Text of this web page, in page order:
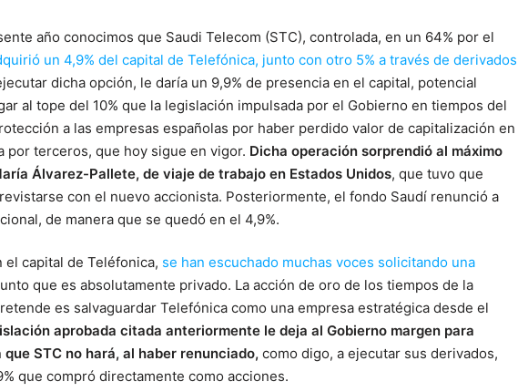
año conocimos que Saudi Telecom (STC), controlada, en un 64% por el
un 4,9% del capital de Telefónica, junto con otro 5% a través de derivados
dicha opción, le daría un 9,9% de presencia en el capital, potencial
al tope del 10% que la legislación impulsada por el Gobierno en tiempos del
a las empresas españolas por haber perdido valor de capitalización en
por terceros, que hoy sigue en vigor. Dicha operación sorprendió al máximo
Álvarez-Pallete, de viaje de trabajo en Estados Unidos, que tuvo que
con el nuevo accionista. Posteriormente, el fondo Saudí renunció a
de manera que se quedó en el 4,9%.
capital de Teléfonica, se han escuchado muchas voces solicitando una
que es absolutamente privado. La acción de oro de los tiempos de la
es salvaguardar Telefónica como una empresa estratégica desde el
aprobada citada anteriormente le deja al Gobierno margen para
STC no hará, al haber renunciado, como digo, a ejecutar sus derivados,
que compró directamente como acciones.